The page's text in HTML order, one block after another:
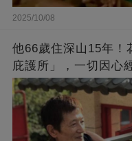
2025/10/08
他66歲住深山15年！
庇護所」，一切因心